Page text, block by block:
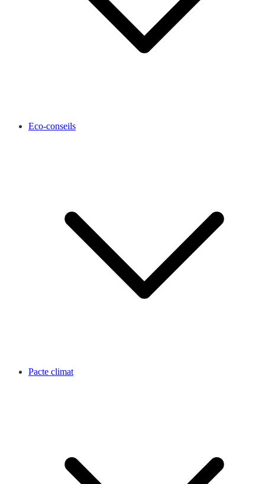
Eco-conseils
Pacte climat